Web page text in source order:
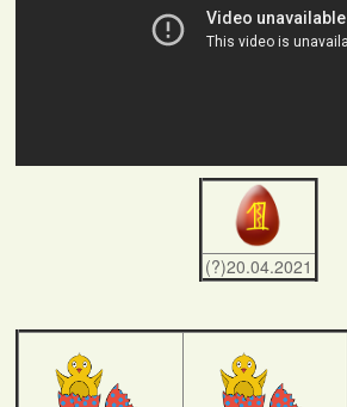
(?)20.04.2021